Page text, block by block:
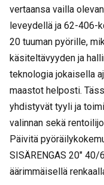
vertaansa vailla
leveydellä ja 62-406-
20 tuuman pyörille,
käsiteltävyyden ja
teknologia jokaisella
maastot helposti.
yhdistyvät tyyli ja
valinnan sekä
Päivitä
SISÄRENGAS 20″
äärimmäisellä